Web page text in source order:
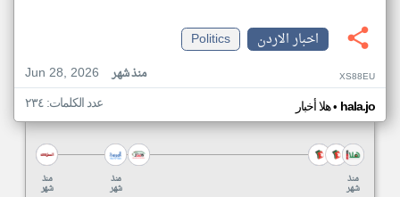
اخبار الاردن
Politics
Jun 28, 2026
منذ شهر XS88EU
هلا أخبار• hala.jo عدد الكلمات: ٢٣٤
منذ
شهر
منذ
شهر
منذ
شهر